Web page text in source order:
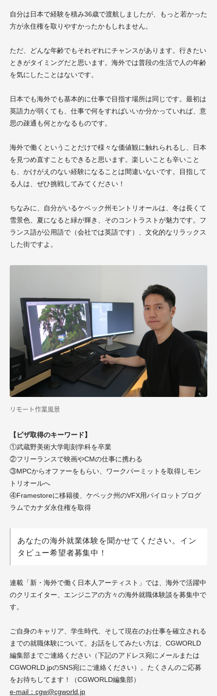
自分は日本で経験を積み36歳で渡航しましたが、もっと若かった
方が永住権を取りやすかったかもしれません。
ただ、どんな年齢でもそれぞれにチャンスがあります。行きたい
ときがタイミングだと思います。海外では普段の生活で人の年齢
を気にしたことはないです。
日本でも海外でも基本的に仕事で目指す場所は同じです。最初は
英語力が弱くても、仕事で何をすればいいか分かっていれば、意
思の疎通も何とかなるものです。
海外で働くということだけで様々な価値観に触れられるし、日本
を見つめ直すこともできると思います。楽しいことも辛いこと
も、かけがえのない経験になることは間違いないです。目指して
る人は、ぜひ挑戦してみてください！
ちなみに、自分がいるケベック州モントリオールは、冬は長くて
雪景色、夏になると緑が輝き、そのコントラストが魅力です。フ
ランス語が公用語で（会社では英語です）、文化的なリラックス
した街ですよ。
リモート作業風景
【ビザ取得のキーワード】
①武蔵野美術大学彫刻学科を卒業
②フリーランスで映画やCMの仕事に携わる
③MPCからオファーをもらい、ワークパーミットを取得しモン
トリオールへ
④Framestoreに移籍後、ケベック州のVFX用パイロットプログ
ラムでカナダ永住権を取得
あなたの海外就業体験を聞かせてください。イン
タビュー希望者募集中！
連載「新・海外で働く日本人アーティスト」では、海外で活躍中
のクリエイター、エンジニアの方々の海外就職体験談を募集中で
す。
ご自身のキャリア、学生時代、そして現在のお仕事を確立される
までの就職体験について。お話をしてみたい方は、CGWORLD
編集部までご連絡ください（下記のアドレス宛にメールまたは
CGWORLD.jpのSNS宛にご連絡ください）。たくさんのご応募
をお待ちしてます！（CGWORLD編集部）
e-mail：cgw@cgworld.jp